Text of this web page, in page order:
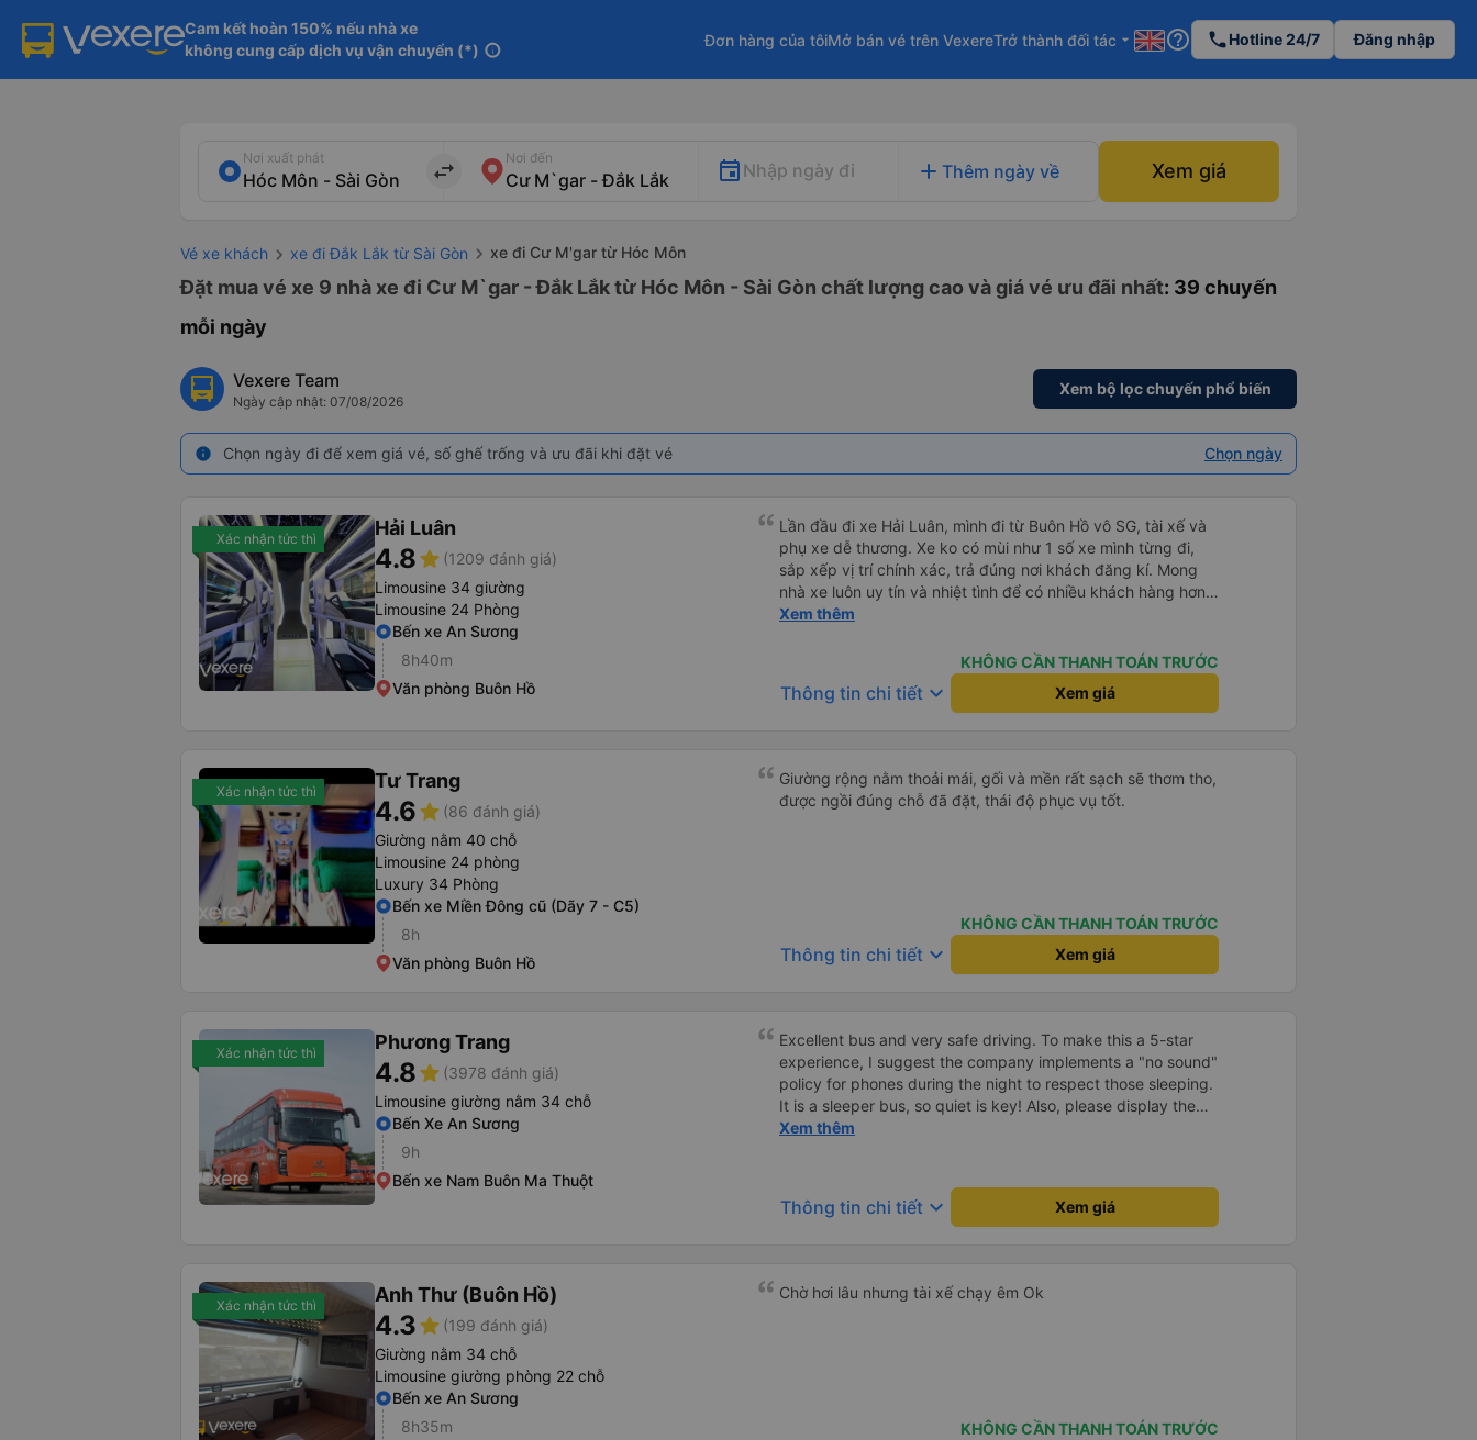
Cam kết hoàn 150% nếu nhà xe
không cung cấp dịch vụ vận chuyển (*) info
Đơn hàng của tôiMở bán vé trên VexereTrở thành đối tác arrow_drop_down help_outline phoneHotline 24/7 Đăng nhập
Nơi xuất phát
import_export
Nơi đến
Nhập ngày đi add Thêm ngày về Xem giá
Vé xe khách xe đi Đắk Lắk từ Sài Gòn xe đi Cư M'gar từ Hóc Môn
Đặt mua vé xe 9 nhà xe đi Cư M`gar - Đắk Lắk từ Hóc Môn - Sài Gòn chất lượng cao và giá vé ưu đãi nhất: 39 chuyến
mỗi ngày
Vexere Team
Ngày cập nhật: 07/08/2026
Xem bộ lọc chuyến phổ biến
info Chọn ngày đi để xem giá vé, số ghế trống và ưu đãi khi đặt vé Chọn ngày
Xác nhận tức thì Hải Luân
4.8star (1209 đánh giá)
Limousine 34 giường
Limousine 24 Phòng
Bến xe An Sương
8h40m
Văn phòng Buôn Hồ
Lần đầu đi xe Hải Luân, mình đi từ Buôn Hồ vô SG, tài xế và
phụ xe dễ thương. Xe ko có mùi như 1 số xe mình từng đi,
sắp xếp vị trí chính xác, trả đúng nơi khách đăng kí. Mong
nhà xe luôn uy tín và nhiệt tình để có nhiều khách hàng hơn
nữa
Xem thêm
KHÔNG CẦN THANH TOÁN TRƯỚC
Thông tin chi tiết keyboard_arrow_down Xem giá
Xác nhận tức thì Tư Trang
4.6star (86 đánh giá)
Giường nằm 40 chỗ
Limousine 24 phòng
Luxury 34 Phòng
Bến xe Miền Đông cũ (Dãy 7 - C5)
8h
Văn phòng Buôn Hồ
Giường rộng nằm thoải mái, gối và mền rất sạch sẽ thơm tho,
được ngồi đúng chỗ đã đặt, thái độ phục vụ tốt.
KHÔNG CẦN THANH TOÁN TRƯỚC
Thông tin chi tiết keyboard_arrow_down Xem giá
Xác nhận tức thì Phương Trang
4.8star (3978 đánh giá)
Limousine giường nằm 34 chỗ
Bến Xe An Sương
9h
Bến xe Nam Buôn Ma Thuột
Excellent bus and very safe driving. To make this a 5-star
experience, I suggest the company implements a "no sound"
policy for phones during the night to respect those sleeping.
It is a sleeper bus, so quiet is key! Also, please display the
Wi-Fi password clearly inside the cabin for convenience. I
hơn, tôi góp ý nhà xe nên có quy định rõ ràng về việc giữ im
lặng (tắt âm thanh điện thoại) vào ban đêm để tránh làm
Tôi vẫn sẽ tiếp tục ủng hộ nhà xe trong tương lai!
Xem thêm
Thông tin chi tiết keyboard_arrow_down Xem giá
Xác nhận tức thì Anh Thư (Buôn Hồ)
4.3star (199 đánh giá)
Giường nằm 34 chỗ
Limousine giường phòng 22 chỗ
Bến xe An Sương
8h35m
Chờ hơi lâu nhưng tài xế chạy êm Ok
KHÔNG CẦN THANH TOÁN TRƯỚC